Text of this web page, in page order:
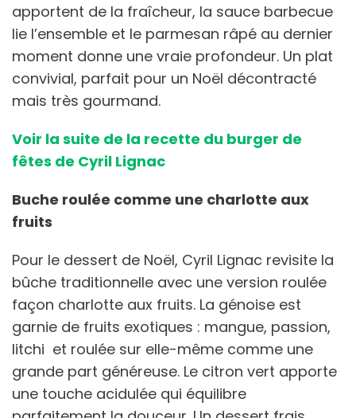
apportent de la fraîcheur, la sauce barbecue
lie l’ensemble et le parmesan râpé au dernier
moment donne une vraie profondeur. Un plat
convivial, parfait pour un Noël décontracté
mais très gourmand.
Voir la suite de la recette du burger de
fêtes de Cyril Lignac
Buche roulée comme une charlotte aux
fruits
Pour le dessert de Noël, Cyril Lignac revisite la
bûche traditionnelle avec une version roulée
façon charlotte aux fruits. La génoise est
garnie de fruits exotiques : mangue, passion,
litchi et roulée sur elle-même comme une
grande part généreuse. Le citron vert apporte
une touche acidulée qui équilibre